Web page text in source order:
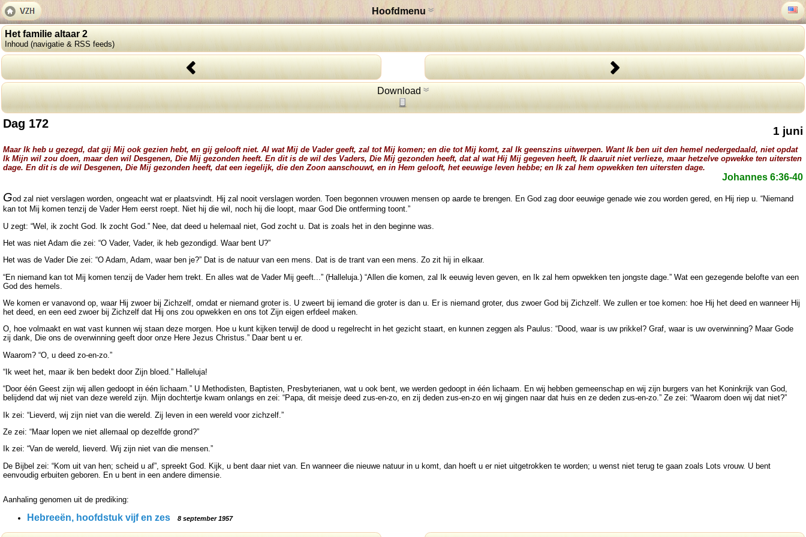
Hoofdmenu
Het familie altaar 2
Inhoud (navigatie & RSS feeds)
Download
1 juni
Dag 172
Maar Ik heb u gezegd, dat gij Mij ook gezien hebt, en gij gelooft niet. Al wat Mij de Vader geeft, zal tot Mij komen; en die tot Mij komt, zal Ik geenszins uitwerpen. Want Ik ben uit den hemel nedergedaald, niet opdat
Ik Mijn wil zou doen, maar den wil Desgenen, Die Mij gezonden heeft. En dit is de wil des Vaders, Die Mij gezonden heeft, dat al wat Hij Mij gegeven heeft, Ik daaruit niet verlieze, maar hetzelve opwekke ten uitersten
dage. En dit is de wil Desgenen, Die Mij gezonden heeft, dat een iegelijk, die den Zoon aanschouwt, en in Hem gelooft, het eeuwige leven hebbe; en Ik zal hem opwekken ten uitersten dage.
Johannes 6:36-40
God zal niet verslagen worden, ongeacht wat er plaatsvindt. Hij zal nooit verslagen worden. Toen begonnen vrouwen mensen op aarde te brengen. En God zag door eeuwige genade wie zou worden gered, en Hij riep u. “Niemand
kan tot Mij komen tenzij de Vader Hem eerst roept. Niet hij die wil, noch hij die loopt, maar God Die ontferming toont.”
U zegt: “Wel, ik zocht God. Ik zocht God.” Nee, dat deed u helemaal niet, God zocht u. Dat is zoals het in den beginne was.
Het was niet Adam die zei: “O Vader, Vader, ik heb gezondigd. Waar bent U?”
Het was de Vader Die zei: “O Adam, Adam, waar ben je?” Dat is de natuur van een mens. Dat is de trant van een mens. Zo zit hij in elkaar.
“En niemand kan tot Mij komen tenzij de Vader hem trekt. En alles wat de Vader Mij geeft...” (Halleluja.) “Allen die komen, zal Ik eeuwig leven geven, en Ik zal hem opwekken ten jongste dage.” Wat een gezegende belofte van een
God des hemels.
We komen er vanavond op, waar Hij zwoer bij Zichzelf, omdat er niemand groter is. U zweert bij iemand die groter is dan u. Er is niemand groter, dus zwoer God bij Zichzelf. We zullen er toe komen: hoe Hij het deed en wanneer Hij
het deed, en een eed zwoer bij Zichzelf dat Hij ons zou opwekken en ons tot Zijn eigen erfdeel maken.
O, hoe volmaakt en wat vast kunnen wij staan deze morgen. Hoe u kunt kijken terwijl de dood u regelrecht in het gezicht staart, en kunnen zeggen als Paulus: “Dood, waar is uw prikkel? Graf, waar is uw overwinning? Maar Gode
zij dank, Die ons de overwinning geeft door onze Here Jezus Christus.” Daar bent u er.
Waarom? “O, u deed zo-en-zo.”
“Ik weet het, maar ik ben bedekt door Zijn bloed.” Halleluja!
“Door één Geest zijn wij allen gedoopt in één lichaam.” U Methodisten, Baptisten, Presbyterianen, wat u ook bent, we werden gedoopt in één lichaam. En wij hebben gemeenschap en wij zijn burgers van het Koninkrijk van God,
belijdend dat wij niet van deze wereld zijn. Mijn dochtertje kwam onlangs en zei: “Papa, dit meisje deed zus-en-zo, en zij deden zus-en-zo en wij gingen naar dat huis en ze deden zus-en-zo.” Ze zei: “Waarom doen wij dat niet?”
Ik zei: “Lieverd, wij zijn niet van die wereld. Zij leven in een wereld voor zichzelf.”
Ze zei: “Maar lopen we niet allemaal op dezelfde grond?”
Ik zei: “Van de wereld, lieverd. Wij zijn niet van die mensen.”
De Bijbel zei: “Kom uit van hen; scheid u af”, spreekt God. Kijk, u bent daar niet van. En wanneer die nieuwe natuur in u komt, dan hoeft u er niet uitgetrokken te worden; u wenst niet terug te gaan zoals Lots vrouw. U bent
eenvoudig erbuiten geboren. En u bent in een andere dimensie.
Aanhaling genomen uit de prediking:
Hebreeën, hoofdstuk vijf en zes 8 september 1957